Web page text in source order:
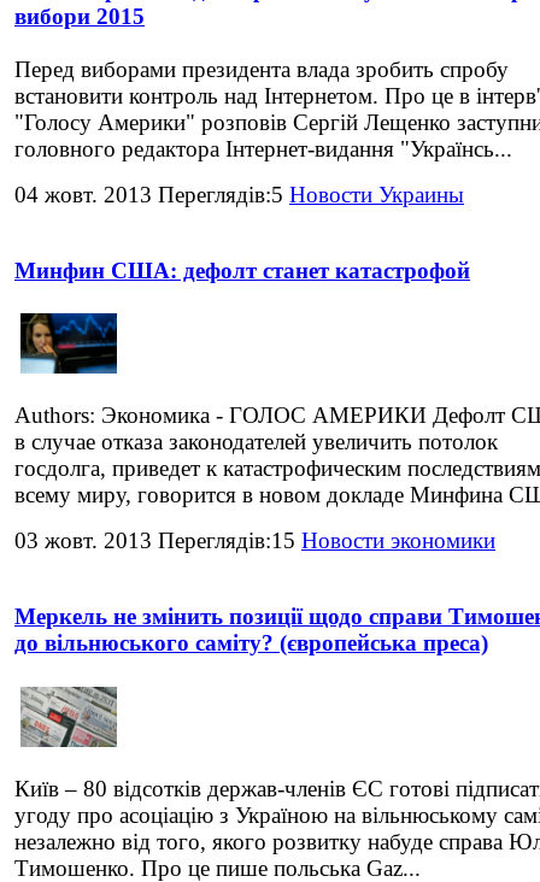
вибори 2015
Перед виборами президента влада зробить спробу
встановити контроль над Інтернетом. Про це в
"Голосу Америки" розповів Сергій Лещенко
головного редактора Інтернет-видання "Українсь...
04 жовт. 2013 Переглядів:5 Новости Украины
Минфин США: дефолт станет катастрофой
Authors: Экономика - ГОЛОС АМЕРИКИ Дефолт
в случае отказа законодателей увеличить потолок
госдолга, приведет к катастрофическим
всему миру, говорится в новом докладе Минфина
03 жовт. 2013 Переглядів:15 Новости экономики
Меркель не змінить позиції щодо справи
до вільнюського саміту? (європейська преса)
Київ – 80 відсотків держав-членів ЄС готові
угоду про асоціацію з Україною на вільнюському
незалежно від того, якого розвитку набуде справа
Тимошенко. Про це пише польська Gaz...